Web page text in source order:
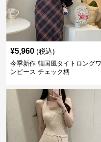
¥5,960 (税込)
今季新作 韓国風タイトロングワ
ンピース チェック柄